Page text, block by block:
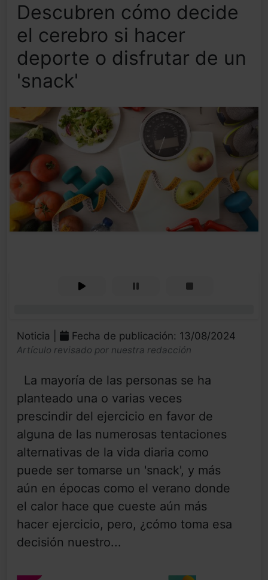
Descubren cómo decide
el cerebro si hacer
deporte o disfrutar de un
'snack'
Noticia | Fecha de publicación: 13/08/2024
Artículo revisado por nuestra redacción
La mayoría de las personas se ha
planteado una o varias veces
prescindir del ejercicio en favor de
alguna de las numerosas tentaciones
alternativas de la vida diaria como
puede ser tomarse un 'snack', y más
aún en épocas como el verano donde
el calor hace que cueste aún más
hacer ejercicio, pero, ¿cómo toma esa
decisión nuestro...